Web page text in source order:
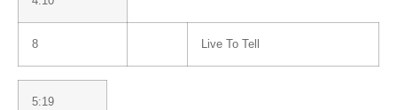
8 Live To Tell
5:19